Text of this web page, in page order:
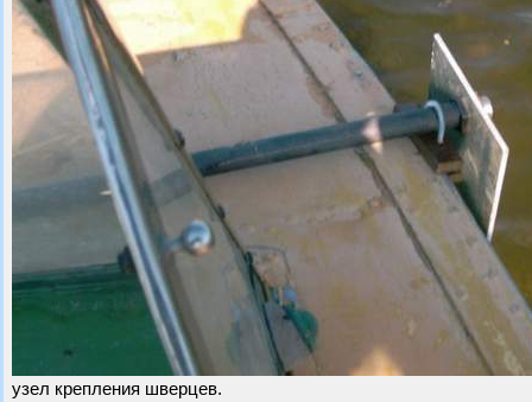
узел крепления шверцев.